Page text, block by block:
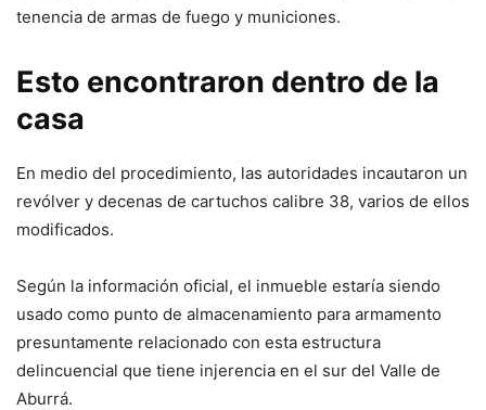
tenencia de armas de fuego y municiones.
Esto encontraron dentro de la
casa
En medio del procedimiento, las autoridades incautaron un
revólver y decenas de cartuchos calibre 38, varios de ellos
modificados.
Según la información oficial, el inmueble estaría siendo
usado como punto de almacenamiento para armamento
presuntamente relacionado con esta estructura
delincuencial que tiene injerencia en el sur del Valle de
Aburrá.